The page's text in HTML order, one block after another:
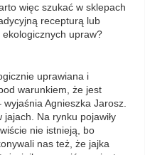
więc szukać w sklepach
recepturą lub
upraw?
uprawiana i
warunkiem, że jest
Agnieszka Jarosz.
Na rynku pojawiły
nie istnieją, bo
nas też, że jajka